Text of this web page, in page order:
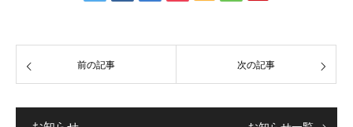
前の記事 次の記事